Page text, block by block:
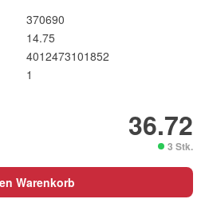
370690
14.75
4012473101852
1
36.72
3 Stk.
Warenkorb